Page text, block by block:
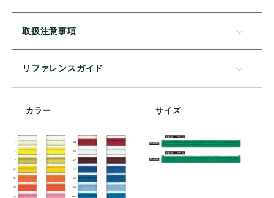
取扱注意事項
リファレンスガイド
カラー サイズ